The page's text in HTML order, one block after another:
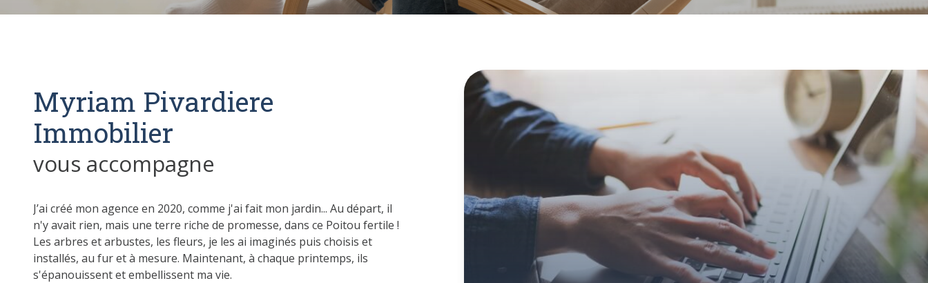
Myriam Pivardiere
Immobilier
vous accompagne
J’ai créé mon agence en 2020, comme j'ai fait mon jardin... Au départ, il
n'y avait rien, mais une terre riche de promesse, dans ce Poitou fertile !
Les arbres et arbustes, les fleurs, je les ai imaginés puis choisis et
installés, au fur et à mesure. Maintenant, à chaque printemps, ils
s'épanouissent et embellissent ma vie.